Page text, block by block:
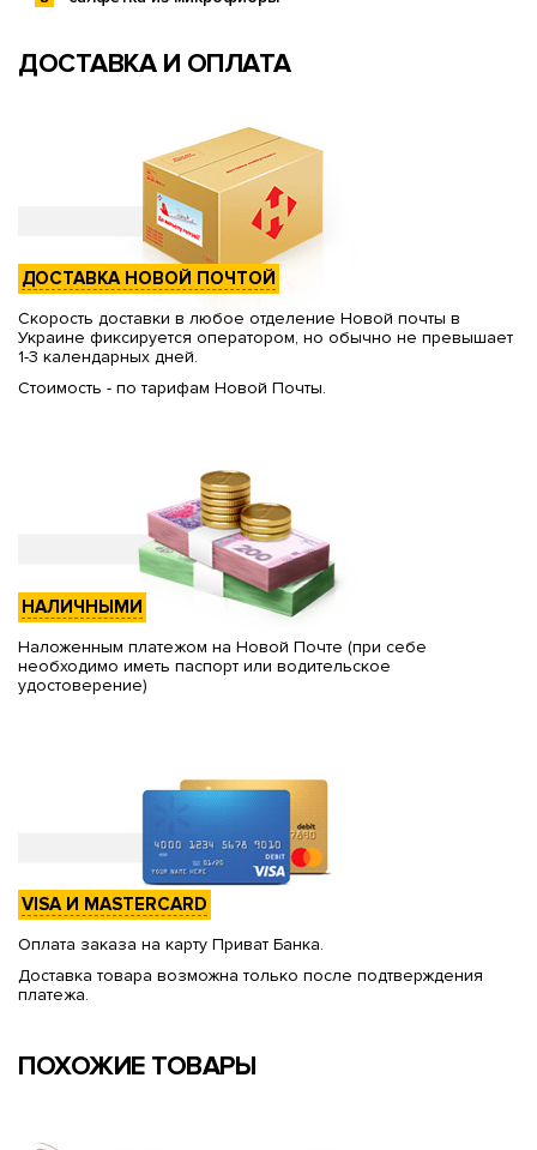
ДОСТАВКА И ОПЛАТА
ДОСТАВКА НОВОЙ ПОЧТОЙ
Скорость доставки в любое отделение Новой почты в
Украине фиксируется оператором, но обычно не превышает
1-3 календарных дней.
Стоимость - по тарифам Новой Почты.
НАЛИЧНЫМИ
Наложенным платежом на Новой Почте (при себе
необходимо иметь паспорт или водительское
удостоверение)
VISA И MASTERCARD
Оплата заказа на карту Приват Банка.
Доставка товара возможна только после подтверждения
платежа.
ПОХОЖИЕ ТОВАРЫ